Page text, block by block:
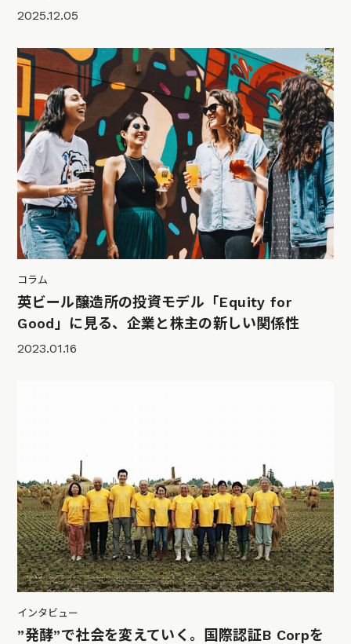
2025.12.05
コラム
英ビール醸造所の投資モデル「Equity for
Good」に見る、企業と株主の新しい関係性
2023.01.16
インタビュー
”発酵”で社会を変えていく。国際認証B Corpを